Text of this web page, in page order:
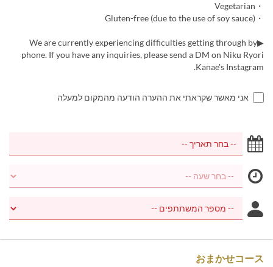
・Vegetarian
・Gluten-free (due to the use of soy sauce)
▶︎We are currently experiencing difficulties getting through by
phone. If you have any inquiries, please send a DM on Niku Ryori
Kanae's Instagram.
אני מאשר שקראתי את ההערה הודעה מהמקום למעלה
おまかせコース